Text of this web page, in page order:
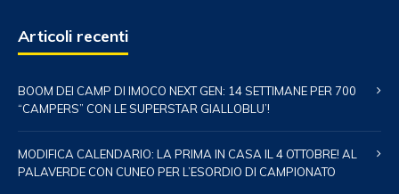
Articoli recenti
BOOM DEI CAMP DI IMOCO NEXT GEN: 14 SETTIMANE PER 700
“CAMPERS” CON LE SUPERSTAR GIALLOBLU’!
MODIFICA CALENDARIO: LA PRIMA IN CASA IL 4 OTTOBRE! AL
PALAVERDE CON CUNEO PER L’ESORDIO DI CAMPIONATO